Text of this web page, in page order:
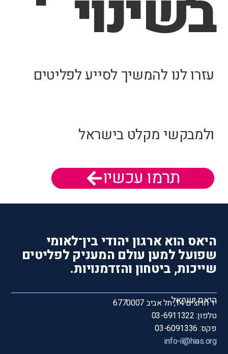
עזרו לנו להמשיך לסייע לפליטים
ולמבקשי מקלט בישראל
תרמו עכשיו
היאס הוא ארגון יהודי בין־לאומי
שפועל למען עולם המעניק לפליטים
שייכות, ביטחון והזדמנויות.
היאס ישראל
יד חרוצים 14, תל אביב 6770007
טלפון: 03-6911322
פקס: 03-6091336
info-il@hias.org